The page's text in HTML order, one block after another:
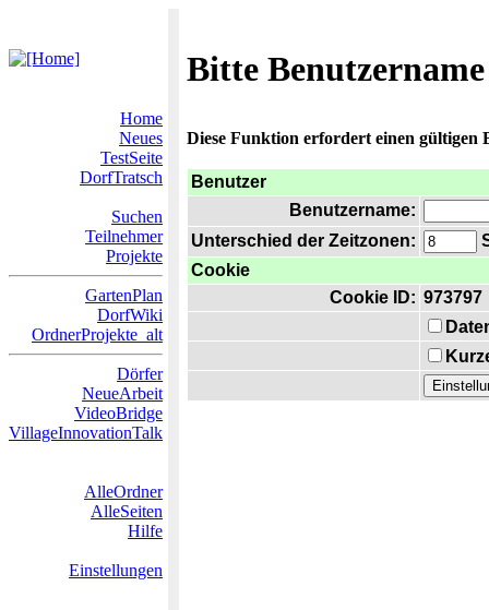
Bitte
Home
Neues
TestSeite
DorfTratsch
Suchen
Teilnehmer
Projekte
GartenPlan
DorfWiki
OrdnerProjekte_alt
Dörfer
NeueArbeit
VideoBridge
VillageInnovationTalk
AlleOrdner
AlleSeiten
Hilfe
Einstellungen
Diese Funktion erfordert einen gültigen
Benutzer
Benutzername:
Unterschied der Zeitzonen:
Cookie
Cookie ID: 973797